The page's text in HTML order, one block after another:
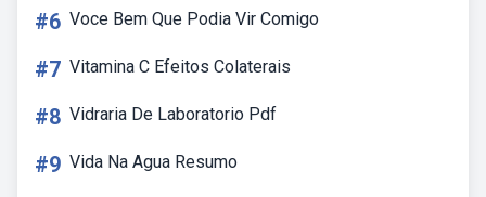
#6 Voce Bem Que Podia Vir Comigo
#7 Vitamina C Efeitos Colaterais
#8 Vidraria De Laboratorio Pdf
#9 Vida Na Agua Resumo